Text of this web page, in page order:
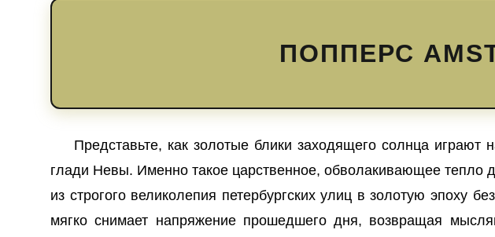
ПОППЕРС
Представьте, как золотые блики заходящего солнца играют
глади Невы. Именно такое царственное, обволакивающее тепло
из строгого великолепия петербургских улиц в золотую эпоху
мягко снимает напряжение прошедшего дня, возвращая